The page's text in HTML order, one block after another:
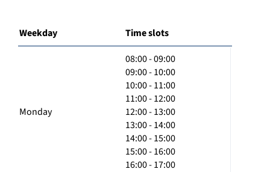
Weekday Time slots
Monday
08:00 - 09:00
09:00 - 10:00
10:00 - 11:00
11:00 - 12:00
12:00 - 13:00
13:00 - 14:00
14:00 - 15:00
15:00 - 16:00
16:00 - 17:00